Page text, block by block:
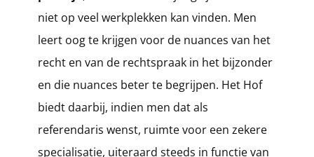
niet op veel werkplekken kan vinden. Men
leert oog te krijgen voor de nuances van het
recht en van de rechtspraak in het bijzonder
en die nuances beter te begrijpen. Het Hof
biedt daarbij, indien men dat als
referendaris wenst, ruimte voor een zekere
specialisatie, uiteraard steeds in functie van